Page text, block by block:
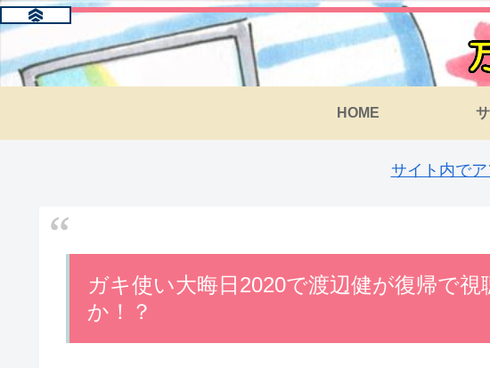
HOME
サイト内で
ガキ使い大晦日2020で渡辺健が復帰で
か！？